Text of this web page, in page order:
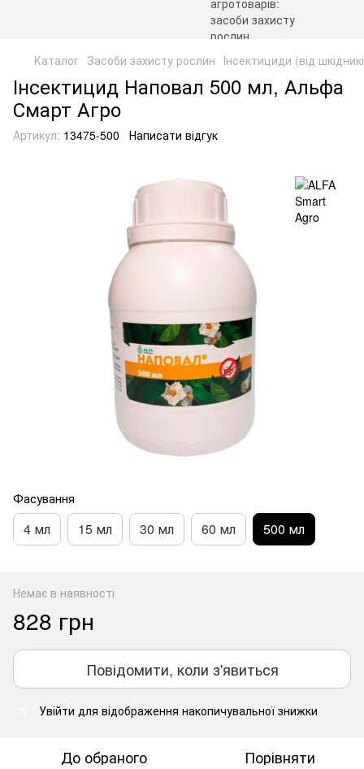
Каталог Засоби захисту рослин Інсектициди (від
Інсектицид Наповал 500 мл, Альфа
Смарт Агро
Артикул: 13475-500 Написати відгук
Фасування
4 мл 15 мл 30 мл 60 мл 500 мл
Немає в наявності
828 грн
Повідомити, коли з'явиться
Увійти для відображення накопичувальної знижки
До обраного Порівняти